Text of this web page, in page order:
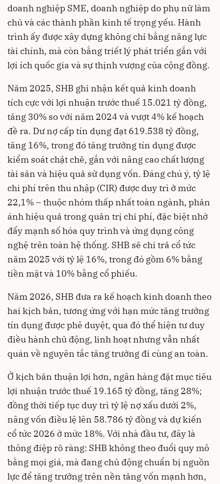
doanh nghiệp SME, doanh nghiệp do phụ nữ làm
chủ và các thành phần kinh tế trọng yếu. Hành
trình ấy được xây dựng không chỉ bằng năng lực
tài chính, mà còn bằng triết lý phát triển gắn với
lợi ích quốc gia và sự thịnh vượng của cộng đồng.
Năm 2025, SHB ghi nhận kết quả kinh doanh
tích cực với lợi nhuận trước thuế 15.021 tỷ đồng,
tăng 30% so với năm 2024 và vượt 4% kế hoạch
đề ra. Dư nợ cấp tín dụng đạt 619.538 tỷ đồng,
tăng 16%, trong đó tăng trưởng tín dụng được
kiểm soát chặt chẽ, gắn với nâng cao chất lượng
tài sản và hiệu quả sử dụng vốn. Đáng chú ý, tỷ lệ
chi phí trên thu nhập (CIR) được duy trì ở mức
22,1% – thuộc nhóm thấp nhất toàn ngành, phản
ánh hiệu quả trong quản trị chi phí, đặc biệt nhờ
đẩy mạnh số hóa quy trình và ứng dụng công
nghệ trên toàn hệ thống. SHB sẽ chi trả cổ tức
năm 2025 với tỷ lệ 16%, trong đó gồm 6% bằng
tiền mặt và 10% bằng cổ phiếu.
Năm 2026, SHB đưa ra kế hoạch kinh doanh theo
hai kịch bản, tương ứng với hạn mức tăng trưởng
tín dụng được phê duyệt, qua đó thể hiện tư duy
điều hành chủ động, linh hoạt nhưng vẫn nhất
quán về nguyên tắc tăng trưởng đi cùng an toàn.
Ở kịch bản thuận lợi hơn, ngân hàng đặt mục tiêu
lợi nhuận trước thuế 19.165 tỷ đồng, tăng 28%;
đồng thời tiếp tục duy trì tỷ lệ nợ xấu dưới 2%,
nâng vốn điều lệ lên 58.786 tỷ đồng và dự kiến
cổ tức 2026 ở mức 18%. Với nhà đầu tư, đây là
thông điệp rõ ràng: SHB không theo đuổi quy mô
bằng mọi giá, mà đang chủ động chuẩn bị nguồn
lực để tăng trưởng trên nền tảng vốn mạnh hơn,